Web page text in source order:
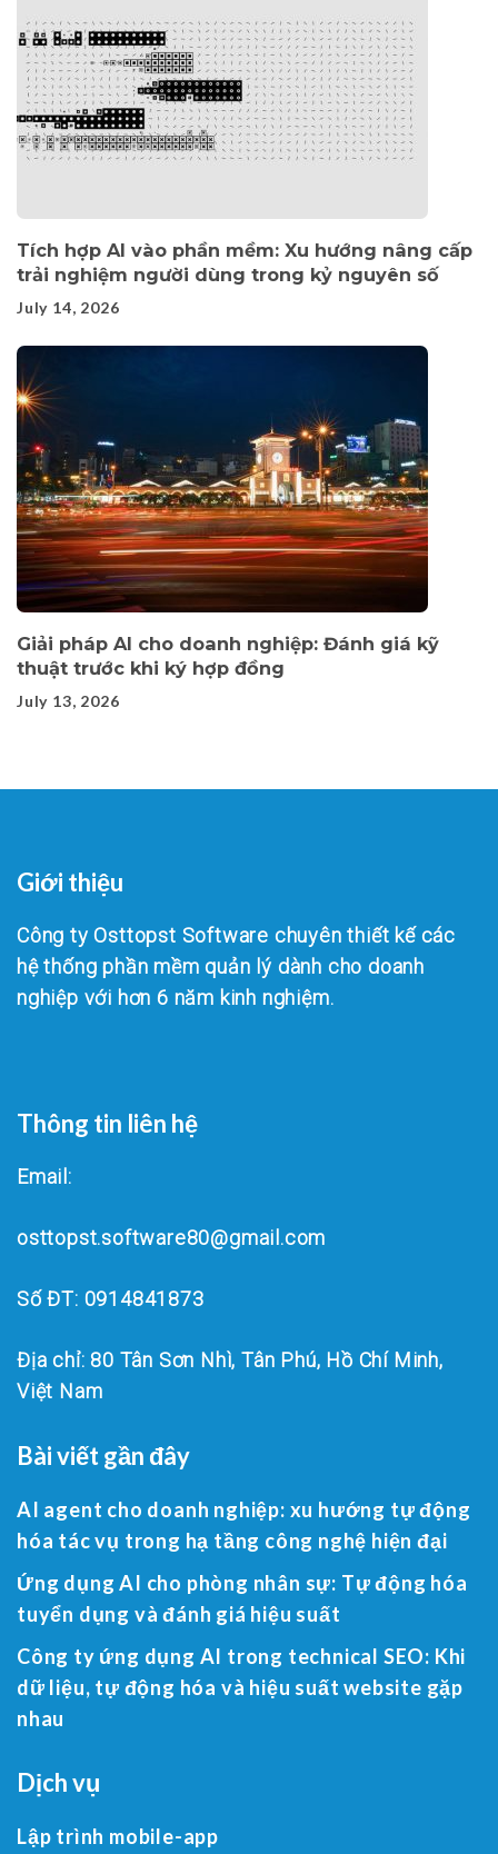
Tích hợp AI vào phần mềm: Xu hướng nâng cấp
trải nghiệm người dùng trong kỷ nguyên số
July 14, 2026
Giải pháp AI cho doanh nghiệp: Đánh giá kỹ
thuật trước khi ký hợp đồng
July 13, 2026
Giới thiệu
Công ty Osttopst Software chuyên thiết kế các
hệ thống phần mềm quản lý dành cho doanh
nghiệp với hơn 6 năm kinh nghiệm.
Thông tin liên hệ
Email:
osttopst.software80@gmail.com
Số ĐT: 0914841873
Địa chỉ: 80 Tân Sơn Nhì, Tân Phú, Hồ Chí Minh,
Việt Nam
Bài viết gần đây
AI agent cho doanh nghiệp: xu hướng tự động
hóa tác vụ trong hạ tầng công nghệ hiện đại
Ứng dụng AI cho phòng nhân sự: Tự động hóa
tuyển dụng và đánh giá hiệu suất
Công ty ứng dụng AI trong technical SEO: Khi
dữ liệu, tự động hóa và hiệu suất website gặp
nhau
Dịch vụ
Lập trình mobile-app